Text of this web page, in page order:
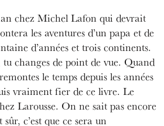
chez Michel Lafon qui devrait
les aventures d’un papa et de
d’années et trois continents.
changes de point de vue. Quand
le temps depuis les années
vraiment fier de ce livre. Le
Larousse. On ne sait pas encore
c’est que ce sera un